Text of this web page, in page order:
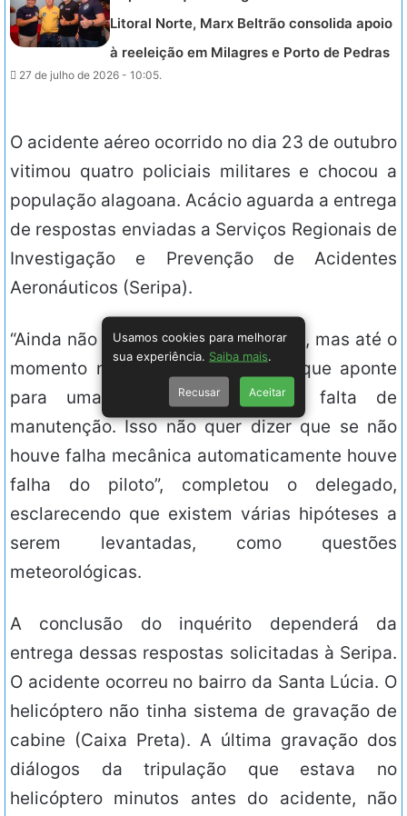
Litoral Norte, Marx Beltrão consolida apoio
à reeleição em Milagres e Porto de Pedras
27 de julho de 2026 - 10:05.
O acidente aéreo ocorrido no dia 23 de outubro
vitimou quatro policiais militares e chocou a
população alagoana. Acácio aguarda a entrega
de respostas enviadas a Serviços Regionais de
Investigação e Prevenção de Acidentes
Aeronáuticos (Seripa).
“Ainda não conclui as investigações, mas até o
momento não há nenhum indício que aponte
para uma falha mecânica ou falta de
manutenção. Isso não quer dizer que se não
houve falha mecânica automaticamente houve
falha do piloto”, completou o delegado,
esclarecendo que existem várias hipóteses a
serem levantadas, como questões
meteorológicas.
A conclusão do inquérito dependerá da
entrega dessas respostas solicitadas à Seripa.
O acidente ocorreu no bairro da Santa Lúcia. O
helicóptero não tinha sistema de gravação de
cabine (Caixa Preta). A última gravação dos
diálogos da tripulação que estava no
helicóptero minutos antes do acidente, não
Usamos cookies para melhorar
sua experiência. Saiba mais.
Recusar Aceitar